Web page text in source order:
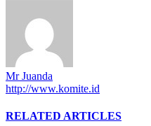
Mr Juanda
http://www.komite.id
RELATED ARTICLES